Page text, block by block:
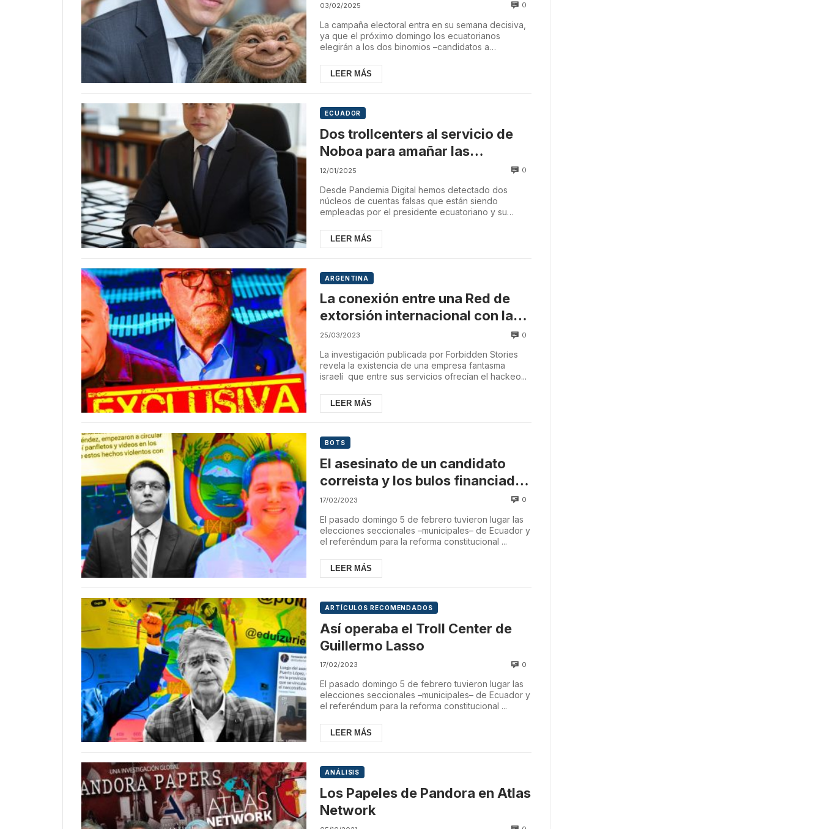
03/02/2025 0
La campaña electoral entra en su semana decisiva,
ya que el próximo domingo los ecuatorianos
elegirán a los dos binomios –candidatos a
LEER MÁS
ECUADOR
Dos trollcenters al servicio de
Noboa para amañar las
elecciones en Ecuador
12/01/2025 0
Desde Pandemia Digital hemos detectado dos
núcleos de cuentas falsas que están siendo
empleadas por el presidente ecuatoriano y su
LEER MÁS
ARGENTINA
La conexión entre una Red de
extorsión internacional con la
DAO, OkDiario y Villarejo
25/03/2023 0
La investigación publicada por Forbidden Stories
revela la existencia de una empresa fantasma
israelí que entre sus servicios ofrecían el hackeo...
LEER MÁS
BOTS
El asesinato de un candidato
correista y los bulos financiados
por Estados Unidos
17/02/2023 0
El pasado domingo 5 de febrero tuvieron lugar las
elecciones seccionales –municipales– de Ecuador y
el referéndum para la reforma constitucional ...
LEER MÁS
ARTÍCULOS RECOMENDADOS
Así operaba el Troll Center de
Guillermo Lasso
17/02/2023 0
El pasado domingo 5 de febrero tuvieron lugar las
elecciones seccionales –municipales– de Ecuador y
el referéndum para la reforma constitucional ...
LEER MÁS
ANÁLISIS
Los Papeles de Pandora en Atlas
Network